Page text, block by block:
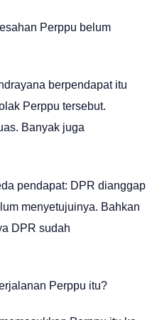
Perppu belum
berpendapat itu
Perppu tersebut.
Banyak juga
pendapat: DPR dianggap
menyetujuinya. Bahkan
DPR sudah
Perppu itu?